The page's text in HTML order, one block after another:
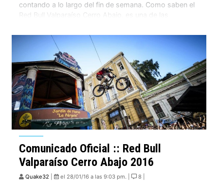
contando a lo largo del fin de semana. Como saben el
Red Bull Valparaíso Cerro Abajo, es una de las
Comunicado Oficial :: Red Bull
Valparaíso Cerro Abajo 2016
Quake32 el 28/01/16 a las 9:03 pm. | 8 |